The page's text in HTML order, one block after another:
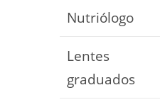
Nutriólogo
Lentes
graduados